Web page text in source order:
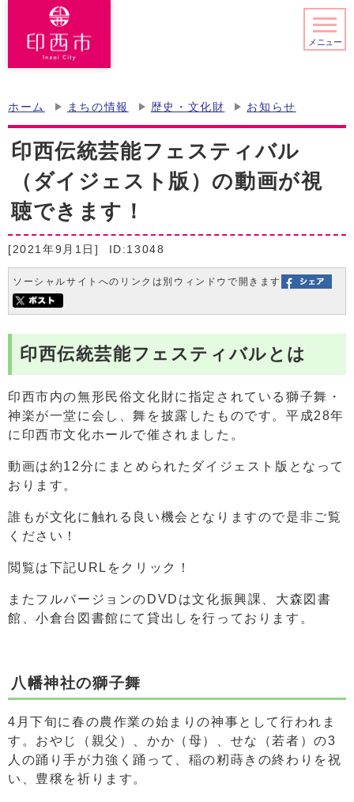
メニュー
ホーム まちの情報 歴史・文化財 お知らせ
印西伝統芸能フェスティバル
（ダイジェスト版）の動画が視
聴できます！
[2021年9月1日] ID:13048
ソーシャルサイトへのリンクは別ウィンドウで開きます
印西伝統芸能フェスティバルとは
印西市内の無形民俗文化財に指定されている獅子舞・
神楽が一堂に会し、舞を披露したものです。平成28年
に印西市文化ホールで催されました。
動画は約12分にまとめられたダイジェスト版となって
おります。
誰もが文化に触れる良い機会となりますので是非ご覧
ください！
閲覧は下記URLをクリック！
またフルバージョンのDVDは文化振興課、大森図書
館、小倉台図書館にて貸出しを行っております。
八幡神社の獅子舞
4月下旬に春の農作業の始まりの神事として行われま
す。おやじ（親父）、かか（母）、せな（若者）の3
人の踊り手が力強く踊って、稲の籾蒔きの終わりを祝
い、豊穣を祈ります。